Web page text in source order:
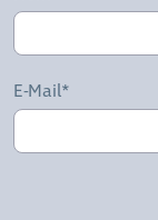
E-Mail*